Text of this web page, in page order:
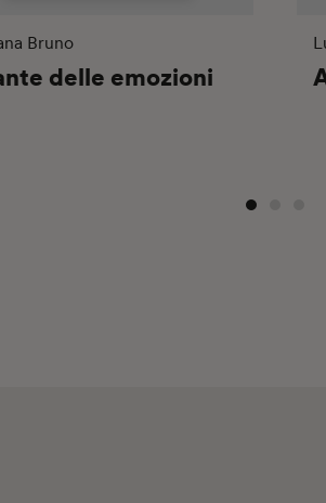
Bruno
delle emozioni